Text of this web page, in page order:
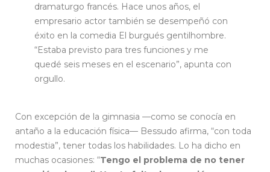
dramaturgo francés. Hace unos años, el
empresario actor también se desempeñó con
éxito en la comedia El burgués gentilhombre.
“Estaba previsto para tres funciones y me
quedé seis meses en el escenario”, apunta con
orgullo.
Con excepción de la gimnasia —como se conocía en
antaño a la educación física— Bessudo afirma, “con toda
modestia”, tener todas los habilidades. Lo ha dicho en
muchas ocasiones: “Tengo el problema de no tener